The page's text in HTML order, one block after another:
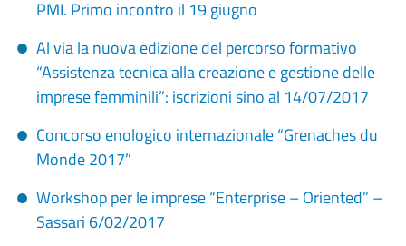
PMI. Primo incontro il 19 giugno
Al via la nuova edizione del percorso formativo
“Assistenza tecnica alla creazione e gestione delle
imprese femminili”: iscrizioni sino al 14/07/2017
Concorso enologico internazionale “Grenaches du
Monde 2017”
Workshop per le imprese “Enterprise – Oriented” –
Sassari 6/02/2017